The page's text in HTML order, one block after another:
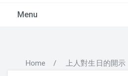
Menu
學堂宗旨
Home / 上人對生日的開示